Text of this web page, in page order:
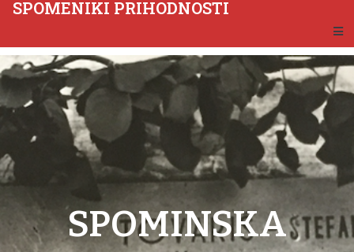
SPOMENIKI PRIHODNOSTI
SPOMINSKA